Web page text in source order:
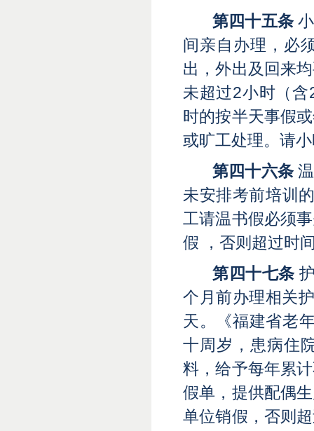
第四十五条
间亲自办理，必
出，外出及回来
未超过2小时（含
时的按半天事假
或旷工处理。请
第四十六条
未安排考前培训
工请温书假必须
假 ，否则超过时
第四十七条
个月前办理相关
天。《福建省老
十周岁，患病住
料，给予每年累
假单，提供配偶
单位销假，否则